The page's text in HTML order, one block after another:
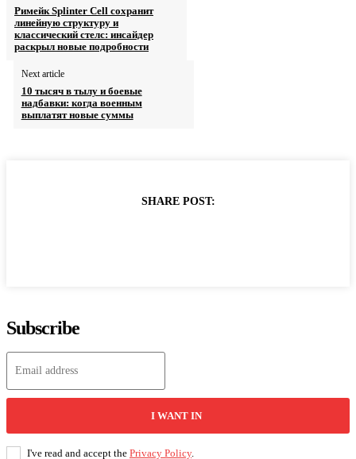
Римейк Splinter Cell сохранит
линейную структуру и
классический стелс: инсайдер
раскрыл новые подробности
Next article
10 тысяч в тылу и боевые
надбавки: когда военным
выплатят новые суммы
SHARE POST:
Subscribe
I WANT IN
I've read and accept the Privacy Policy.